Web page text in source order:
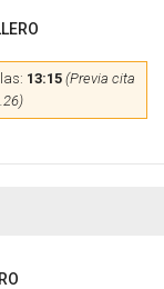
13:15 (Previa cita